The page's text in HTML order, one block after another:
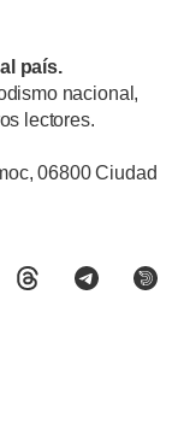
país.
nacional,
lectores.
06800 Ciudad